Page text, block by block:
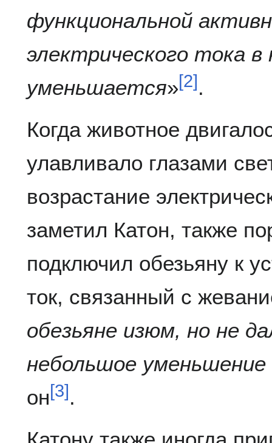
функциональной
электрического тока
уменьшается»[2] .
Когда животное
улавливало глазами
возрастание
заметил Катон, также
подключил обезьяну к
ток, связанный с
обезьяне изюм, но не
небольшое
он[3] .